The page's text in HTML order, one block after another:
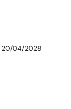
20/04/2028